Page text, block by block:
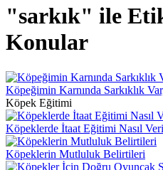
"sarkık" ile
Konular
Köpeğimin Karnında Sarkıklık
Köpek Eğitimi
Köpeklerde İtaat Eğitimi Nasıl
Köpeklerin Mutluluk Belirtileri